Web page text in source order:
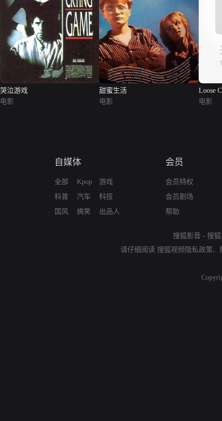
哭泣游戏
电影
甜蜜生活
电影
Loose
电影
自媒体
全部
科普
国风
Kpop
汽车
搞笑
游戏
科技
出品人
会员
会员特权
会员剧场
帮助
搜狐影音 - 搜
请仔细阅读 搜狐视频隐私政策、